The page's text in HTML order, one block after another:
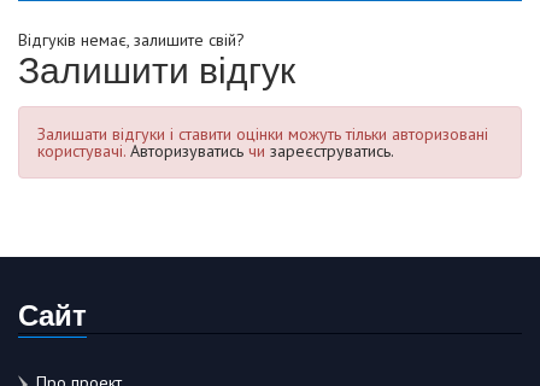
Відгуків немає, залишите свій?
Залишити відгук
Залишати відгуки і ставити оцінки можуть тільки авторизовані
користувачі. Авторизуватись чи зареєструватись.
Сайт